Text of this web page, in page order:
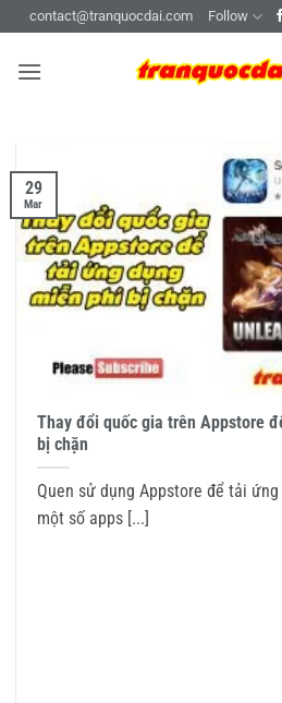
content
contact@tranquocdai.com Follow
Thay đổi quốc gia trên Appstore
bị chặn
Quen sử dụng Appstore để tải
một số apps [...]
29
Mar